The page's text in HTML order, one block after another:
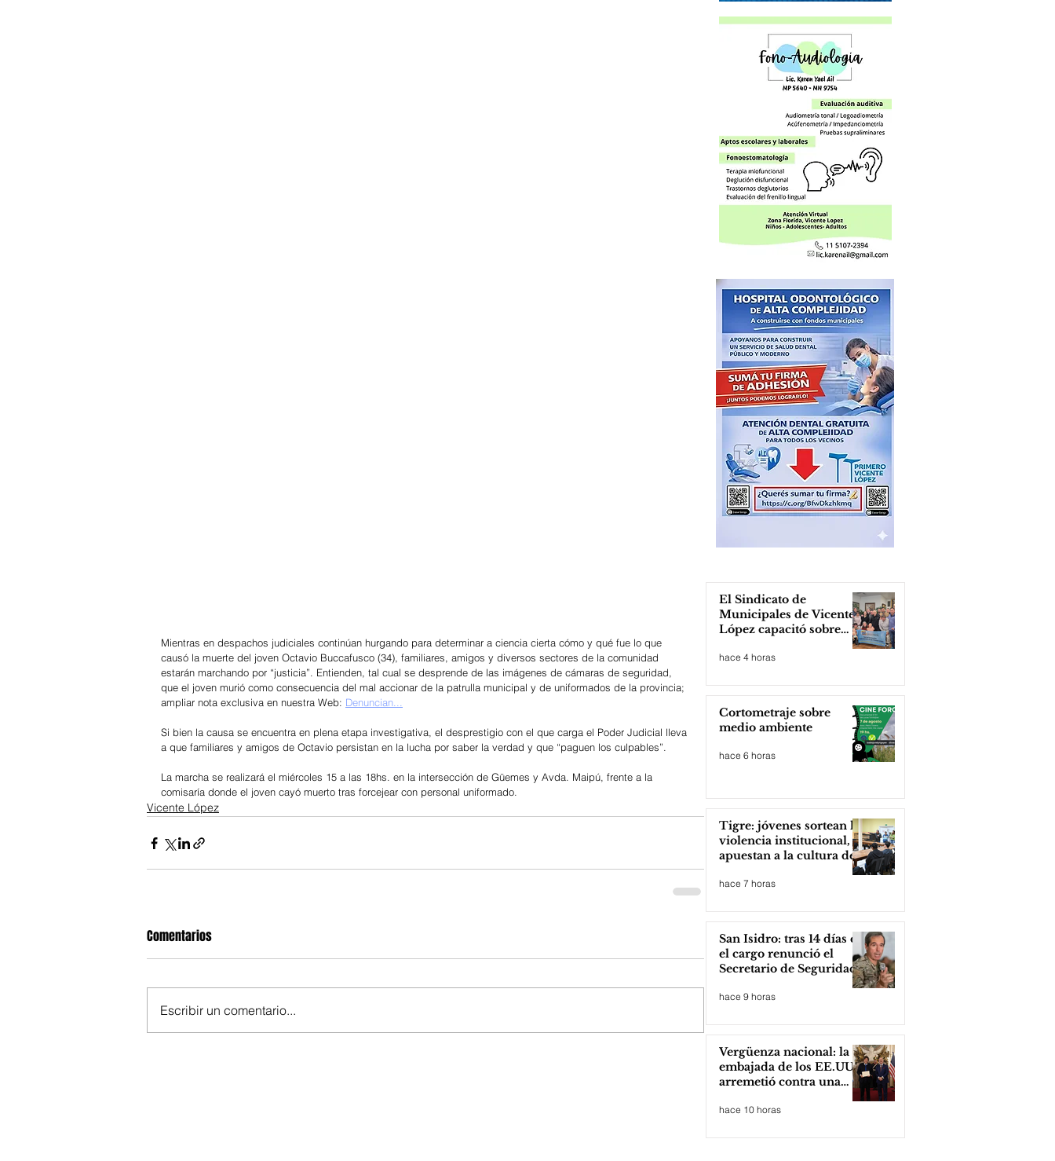
Mientras en despachos judiciales continúan hurgando para determinar a ciencia cierta cómo y qué fue lo que
causó la muerte del joven Octavio Buccafusco (34), familiares, amigos y diversos sectores de la comunidad
estarán marchando por “justicia”. Entienden, tal cual se desprende de las imágenes de cámaras de seguridad,
que el joven murió como consecuencia del mal accionar de la patrulla municipal y de uniformados de la provincia;
ampliar nota exclusiva en nuestra Web: Denuncian...
Si bien la causa se encuentra en plena etapa investigativa, el desprestigio con el que carga el Poder Judicial lleva
a que familiares y amigos de Octavio persistan en la lucha por saber la verdad y que “paguen los culpables”.
La marcha se realizará el miércoles 15 a las 18hs. en la intersección de Güemes y Avda. Maipú, frente a la
comisaría donde el joven cayó muerto tras forcejear con personal uniformado.
Vicente López
Comentarios
Escribir un comentario...
El Sindicato de
Municipales de Vicente
López capacitó sobre
hace 4 horas
Cortometraje sobre
medio ambiente
hace 6 horas
Tigre: jóvenes sortean la
violencia institucional,
apuestan a la cultura del
hace 7 horas
San Isidro: tras 14 días en
el cargo renunció el
Secretario de Seguridad
hace 9 horas
Vergüenza nacional: la
embajada de los EE.UU
arremetió contra una
hace 10 horas